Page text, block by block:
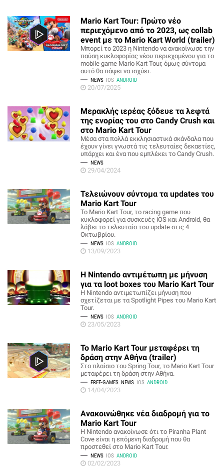
Mario Kart Tour: Πρώτο νέο
περιεχόμενο από το 2023, ως collab
event με το Mario Kart World (trailer)
Μπορεί το 2023 η Nintendo να ανακοίνωσε την
παύση κυκλοφορίας νέου περιεχομένου για το
mobile game Mario Kart Tour, όμως σύντομα
αυτό θα πάψει να ισχύει.
NEWS IOS ANDROID
20/07/2025
Μερακλής ιερέας ξόδευε τα λεφτά
της ενορίας του στο Candy Crush και
στο Mario Kart Tour
Μέσα στα πολλά εκκλησιαστικά σκάνδαλα που
έχουν γίνει γνωστά τις τελευταίες δεκαετίες,
υπάρχει και ένα που εμπλέκει το Candy Crush.
NEWS
29/04/2024
Τελειώνουν σύντομα τα updates του
Mario Kart Tour
Το Mario Kart Tour, το racing game που
κυκλοφορεί για συσκευές iOS και Android, θα
λάβει το τελευταίο του update στις 4
Οκτωβρίου.
NEWS IOS ANDROID
13/09/2023
Η Nintendo αντιμέτωπη με μήνυση
για τα loot boxes του Mario Kart Tour
Η Nintendo αντιμετωπίζει μήνυση που
σχετίζεται με τα Spotlight Pipes του Mario Kart
Tour.
NEWS IOS ANDROID
23/05/2023
Το Mario Kart Tour μεταφέρει τη
δράση στην Αθήνα (trailer)
Στο πλαίσιο του Spring Tour, το Mario Kart Tour
μεταφέρει τη δράση στην Αθήνα.
FREE-GAMES NEWS IOS ANDROID
14/04/2023
Ανακοινώθηκε νέα διαδρομή για το
Mario Kart Tour
H Nintendo ανακοίνωσε ότι το Piranha Plant
Cove είναι η επόμενη διαδρομή που θα
προστεθεί στο Mario Kart Tour.
NEWS IOS ANDROID
02/02/2023